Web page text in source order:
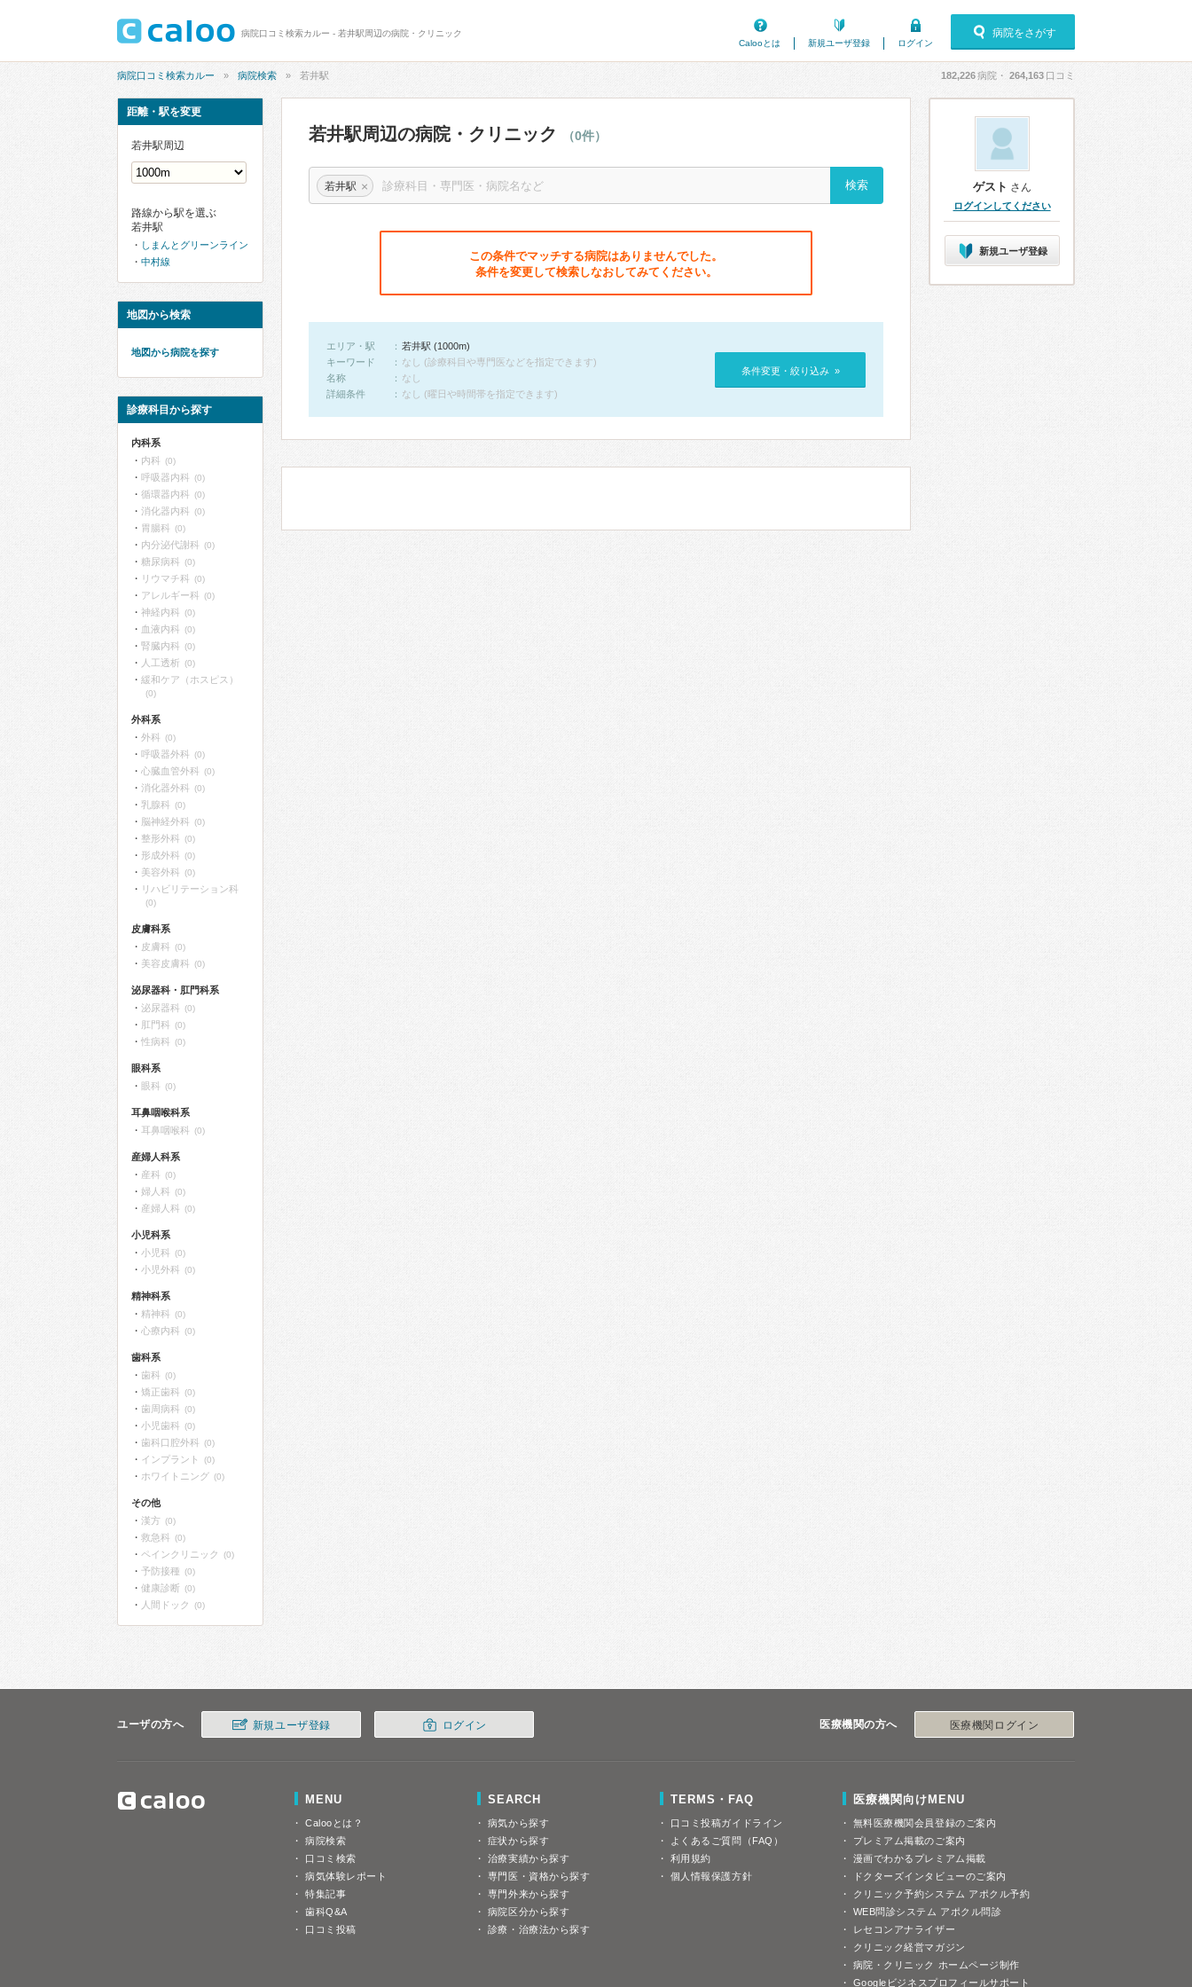
病院口コミ検索カルー - 若井駅周辺の病院・クリニック
Calooとは
新規ユーザ登録 ログイン
病院をさがす
病院口コミ検索カルー 病院検索 若井駅 182,226病院・ 264,163 口コミ
若井駅周辺の病院・クリニック （0件）
若井駅 ×
この条件でマッチする病院はありませんでした。
条件を変更して検索しなおしてみてください。
エリア・駅
若井駅 (1000m)
キーワード
なし (診療科目や専門医などを指定できます)
名称
なし
詳細条件
なし (曜日や時間帯を指定できます)
条件変更・絞り込み »
距離・駅を変更
若井駅周辺
路線から駅を選ぶ
若井駅
しまんとグリーンライン
中村線
地図から検索
地図から病院を探す
診療科目から探す
内科系
内科 (0)
呼吸器内科 (0)
循環器内科 (0)
消化器内科 (0)
胃腸科 (0)
内分泌代謝科 (0)
糖尿病科 (0)
リウマチ科 (0)
アレルギー科 (0)
神経内科 (0)
血液内科 (0)
腎臓内科 (0)
人工透析 (0)
緩和ケア（ホスピス）
(0)
外科系
外科 (0)
呼吸器外科 (0)
心臓血管外科 (0)
消化器外科 (0)
乳腺科 (0)
脳神経外科 (0)
整形外科 (0)
形成外科 (0)
美容外科 (0)
リハビリテーション科
(0)
皮膚科系
皮膚科 (0)
美容皮膚科 (0)
泌尿器科・肛門科系
泌尿器科 (0)
肛門科 (0)
性病科 (0)
眼科系
眼科 (0)
耳鼻咽喉科系
耳鼻咽喉科 (0)
産婦人科系
産科 (0)
婦人科 (0)
産婦人科 (0)
小児科系
小児科 (0)
小児外科 (0)
精神科系
精神科 (0)
心療内科 (0)
歯科系
歯科 (0)
矯正歯科 (0)
歯周病科 (0)
小児歯科 (0)
歯科口腔外科 (0)
インプラント (0)
ホワイトニング (0)
その他
漢方 (0)
救急科 (0)
ペインクリニック (0)
予防接種 (0)
健康診断 (0)
人間ドック (0)
ゲスト さん
ログインしてください
新規ユーザ登録
ユーザの方へ 新規ユーザ登録 ログイン 医療機関の方へ 医療機関ログイン
MENU
Calooとは？
病院検索
口コミ検索
病気体験レポート
特集記事
歯科Q&A
口コミ投稿
SEARCH
病気から探す
症状から探す
治療実績から探す
専門医・資格から探す
専門外来から探す
病院区分から探す
診療・治療法から探す
TERMS・FAQ
口コミ投稿ガイドライン
よくあるご質問（FAQ）
利用規約
個人情報保護方針
医療機関向けMENU
無料医療機関会員登録のご案内
プレミアム掲載のご案内
漫画でわかるプレミアム掲載
ドクターズインタビューのご案内
クリニック予約システム アポクル予約
WEB問診システム アポクル問診
レセコンアナライザー
クリニック経営マガジン
病院・クリニック ホームページ制作
Googleビジネスプロフィールサポート